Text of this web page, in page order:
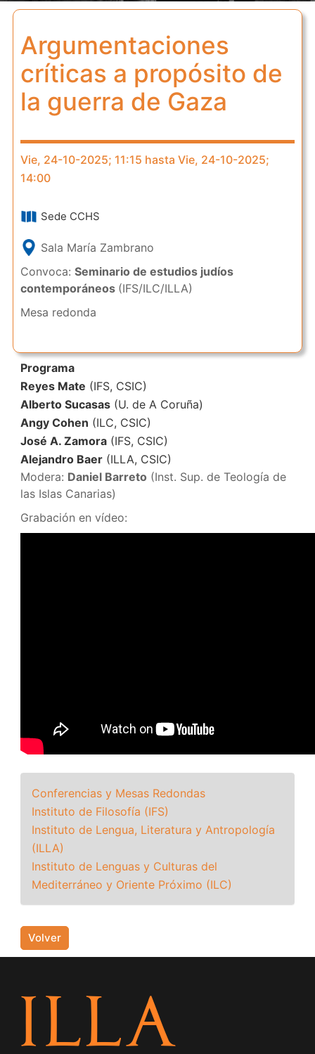
Argumentaciones
críticas a propósito de
la guerra de Gaza
Vie, 24-10-2025; 11:15 hasta Vie, 24-10-2025;
14:00
Sede CCHS
Sala María Zambrano
Convoca: Seminario de estudios judíos
contemporáneos (IFS/ILC/ILLA)
Mesa redonda
Programa
Reyes Mate (IFS, CSIC)
Alberto Sucasas(U. de A Coruña)
Angy Cohen (ILC, CSIC)
José A. Zamora(IFS, CSIC)
Alejandro Baer(ILLA, CSIC)
Modera: Daniel Barreto (Inst. Sup. de Teología de
las Islas Canarias)
Grabación en vídeo:
Conferencias y Mesas Redondas
Instituto de Filosofía (IFS)
Instituto de Lengua, Literatura y Antropología
(ILLA)
Instituto de Lenguas y Culturas del
Mediterráneo y Oriente Próximo (ILC)
Volver